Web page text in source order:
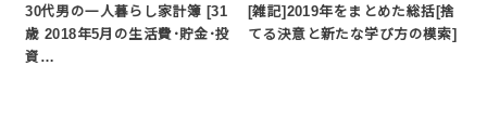
30代男の一人暮らし家計簿 [31
歳 2018年5月の生活費･貯金･投
資…
[雑記]2019年をまとめた総括[捨
てる決意と新たな学び方の模索]